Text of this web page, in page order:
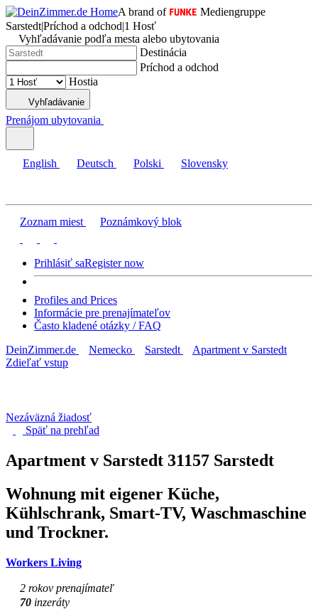
A brand of
Mediengruppe
Sarstedt|Príchod a odchod|1 Hosť
Vyhľadávanie podľa mesta alebo ubytovania
Destinácia
Príchod a odchod
Hostia
Vyhľadávanie
Prenájom ubytovania
English Deutsch Polski Slovensky
Zoznam miest Poznámkový blok
Prihlásiť saRegister now
Profiles and Prices
Informácie pre prenajímateľov
Často kladené otázky / FAQ
DeinZimmer.de
Nemecko Sarstedt
Apartment v Sarstedt
Zdieľať vstup
Nezáväzná žiadosť
Späť na prehľad
Apartment v Sarstedt 31157 Sarstedt
Wohnung mit eigener Küche,
Kühlschrank, Smart-TV, Waschmaschine
und Trockner.
Workers Living
2 rokov prenajímateľ
70 inzeráty